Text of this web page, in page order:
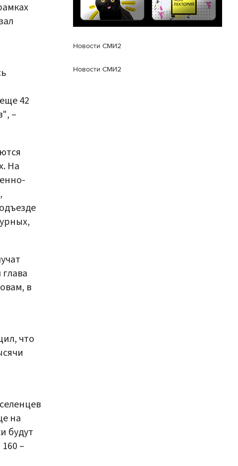
42
–
На
в
что
на
будут
–
Новости СМИ2
Новости СМИ2